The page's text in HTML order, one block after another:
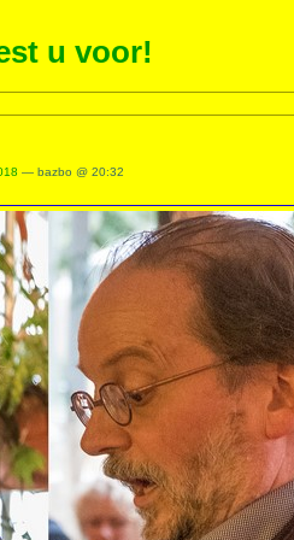
u voor!
— bazbo @ 20:32